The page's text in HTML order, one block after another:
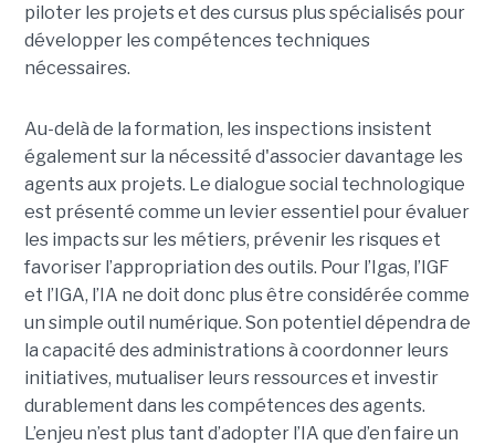
piloter les projets et des cursus plus spécialisés pour
développer les compétences techniques
nécessaires.
Au-delà de la formation, les inspections insistent
également sur la nécessité d'associer davantage les
agents aux projets. Le dialogue social technologique
est présenté comme un levier essentiel pour évaluer
les impacts sur les métiers, prévenir les risques et
favoriser l’appropriation des outils. Pour l’Igas, l’IGF
et l’IGA, l’IA ne doit donc plus être considérée comme
un simple outil numérique. Son potentiel dépendra de
la capacité des administrations à coordonner leurs
initiatives, mutualiser leurs ressources et investir
durablement dans les compétences des agents.
L’enjeu n’est plus tant d’adopter l’IA que d’en faire un